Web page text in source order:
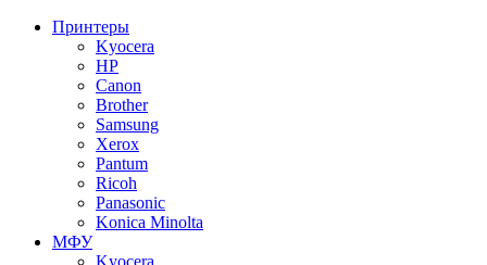
Принтеры
Kyocera
HP
Canon
Brother
Samsung
Xerox
Pantum
Ricoh
Panasonic
Konica Minolta
МФУ
Kyocera